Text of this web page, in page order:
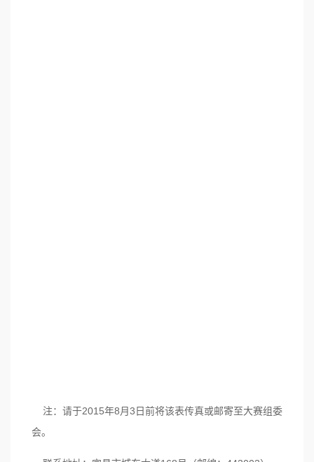
注：请于2015年8月3日前将该表传真或邮寄至大赛组委
会。